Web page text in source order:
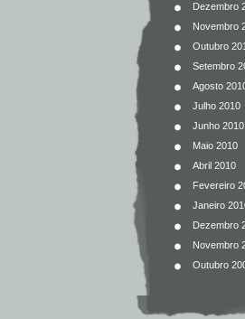
Dezembro
Novembro
Outubro
Setembro
Agosto
Julho 2010
Junho 2010
Maio 2010
Abril 2010
Fevereiro
Janeiro
Dezembro
Novembro
Outubro